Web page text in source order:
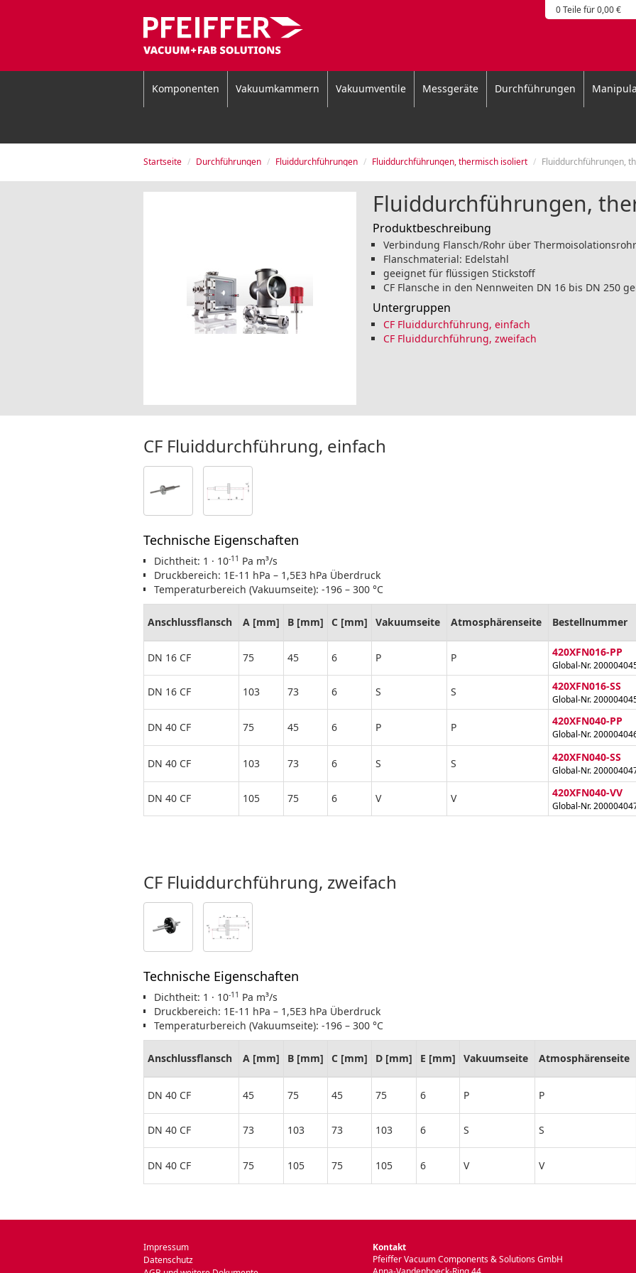
0 Teile für 0,00 €
Komponenten Vakuumkammern Vakuumventile Messgeräte Durchführungen
Startseite Durchführungen Fluiddurchführungen Fluiddurchführungen, thermisch isoliert Fluiddurchführungen,
Fluiddurchführungen,
Produktbeschreibung
Verbindung Flansch/Rohr über Thermoisolationsrohr
Flanschmaterial: Edelstahl
geeignet für flüssigen Stickstoff
CF Flansche in den Nennweiten DN 16 bis DN 250
Untergruppen
CF Fluiddurchführung, einfach
CF Fluiddurchführung, zweifach
CF Fluiddurchführung, einfach
Technische Eigenschaften
Dichtheit: 1 · 10-11 Pa m³/s
Druckbereich: 1E-11 hPa – 1,5E3 hPa Überdruck
Temperaturbereich (Vakuumseite): -196 – 300 °C
Anschlussflansch A [mm] B [mm] C [mm] Vakuumseite Atmosphärenseite Bestellnummer
DN 16 CF 75 45 6 P P 420XFN016-PP
Global-Nr.
DN 16 CF 103 73 6 S S 420XFN016-SS
Global-Nr.
DN 40 CF 75 45 6 P P 420XFN040-PP
Global-Nr.
DN 40 CF 103 73 6 S S 420XFN040-SS
Global-Nr.
DN 40 CF 105 75 6 V V 420XFN040-VV
Global-Nr.
CF Fluiddurchführung, zweifach
Technische Eigenschaften
Dichtheit: 1 · 10-11 Pa m³/s
Druckbereich: 1E-11 hPa – 1,5E3 hPa Überdruck
Temperaturbereich (Vakuumseite): -196 – 300 °C
Anschlussflansch A [mm] B [mm] C [mm] D [mm] E [mm] Vakuumseite Atmosphärenseite
DN 40 CF 45 75 45 75 6 P P
DN 40 CF 73 103 73 103 6 S S
DN 40 CF 75 105 75 105 6 V V
Impressum
Datenschutz
Kontakt
Pfeiffer Vacuum Components & Solutions GmbH